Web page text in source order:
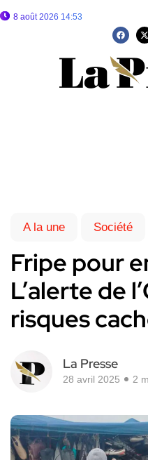
8 août 2026 14:53
A la une Société
Fripe pour
L’alerte de
risques
La Presse
28 avril 2025 2